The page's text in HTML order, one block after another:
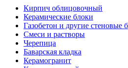
Кирпич облицовочный
Керамические блоки
Газобетон и другие стеновые
Смеси и растворы
Черепица
Баварская кладка
Керамогранит